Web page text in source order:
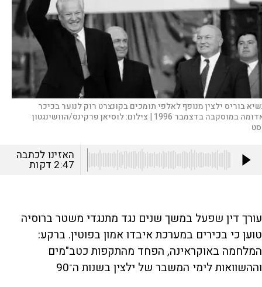
בוריס ילצין מנופף לאלפי תומכים בקונצרט רוק לנוער בכיכר
במוסקבה בדצמבר 1996 |
צילום:לוסיאן פרקינס/הוושינגטון
האזינו לכתבה
2:47 דקות
עורך דין שפעל במשך שנים נגד מתנגדי משטר ברוסיה
טוען כי בכירים במערכת איבדו אמון בפוטין. ברקע:
המלחמה באוקראינה, הפחד מהתקפות כטב"מים
וההשוואות לימי המשבר של ילצין בשנות ה־90